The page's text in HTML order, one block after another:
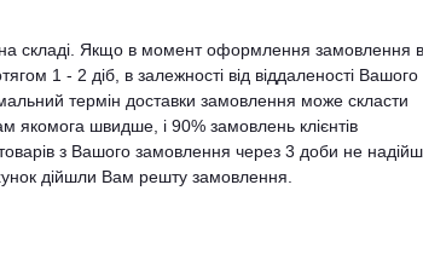
на складі. Якщо в момент оформлення замовлення
1 - 2 діб, в залежності від віддаленості Вашого
термін доставки замовлення може скласти
якомога швидше, і 90% замовлень клієнтів
з Вашого замовлення через 3 доби не
дійшли Вам решту замовлення.